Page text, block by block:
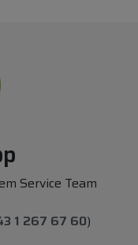
Service Team
1 267 67 60)